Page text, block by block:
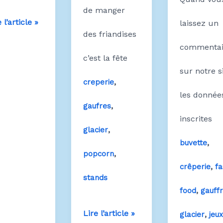
l’article »
de manger
des friandises
c’est la fête
creperie,
gaufres,
glacier,
popcorn,
stands
Stand
Lire l’article »
laissez un
sur notre
les
inscrites
buvette,
crêperie,
food,
glacier,jeux